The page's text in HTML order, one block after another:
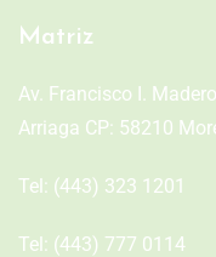
Matriz
Av. Francisco I.
Arriaga CP: 58210
Tel: (443) 323 1201
Tel: (443) 777 0114